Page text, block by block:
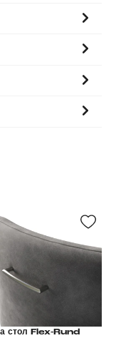
Дръжка за стол Flex-Rund